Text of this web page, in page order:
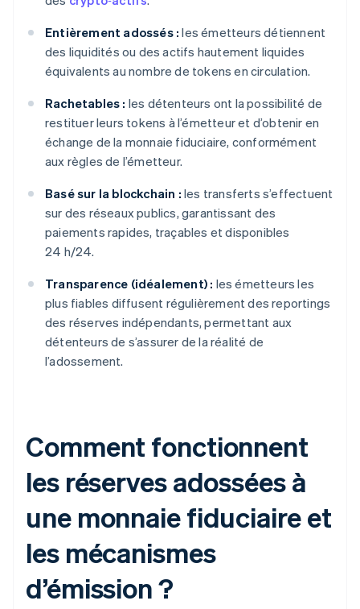
Entièrement adossés : les émetteurs détiennent
des liquidités ou des actifs hautement liquides
équivalents au nombre de tokens en circulation.
Rachetables : les détenteurs ont la possibilité de
restituer leurs tokens à l’émetteur et d’obtenir en
échange de la monnaie fiduciaire, conformément
aux règles de l’émetteur.
Basé sur la blockchain : les transferts s’effectuent
sur des réseaux publics, garantissant des
paiements rapides, traçables et disponibles
24 h/24.
Transparence (idéalement) : les émetteurs les
plus fiables diffusent régulièrement des reportings
des réserves indépendants, permettant aux
détenteurs de s’assurer de la réalité de
l’adossement.
Comment fonctionnent
les réserves adossées à
une monnaie fiduciaire et
les mécanismes
d’émission ?